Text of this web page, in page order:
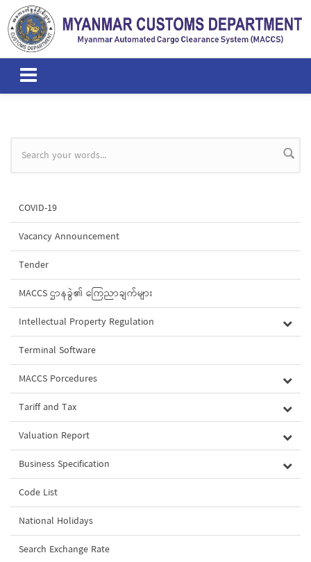
Skip to main content
Search form
COVID-19
Vacancy Announcement
Tender
MACCS ဌာနခွဲ၏ ကြေညာချက်များ
Intellectual Property Regulation
Terminal Software
MACCS Porcedures
Tariff and Tax
Valuation Report
Business Specification
Code List
National Holidays
Search Exchange Rate